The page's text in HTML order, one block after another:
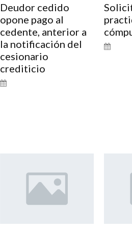
Deudor cedido
opone pago al
cedente, anterior a
la notificación del
cesionario
crediticio